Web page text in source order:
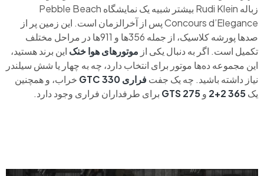
زباله Rudi Klein بیشتر شبیه یک نمایشگاه Pebble Beach
Concours d’Elegance پس از آخرالزمان است. این زمین پر از
صدها پورشه کلاسیک، از جمله 356ها و 911ها در مراحل مختلف
تکمیل است. اگر به دنبال یکی از موتورهای هوا خنک این برند هستید،
این مجموعه ده‌ها موتور برای انتخاب دارد، چه به چهار یا شش سیلندر
نیاز داشته باشید. چه یک جفتفراری330
GTC خراب، و همچنین
یک365 2+2 و275 GTS برای طرفداران فراری وجود دارد.